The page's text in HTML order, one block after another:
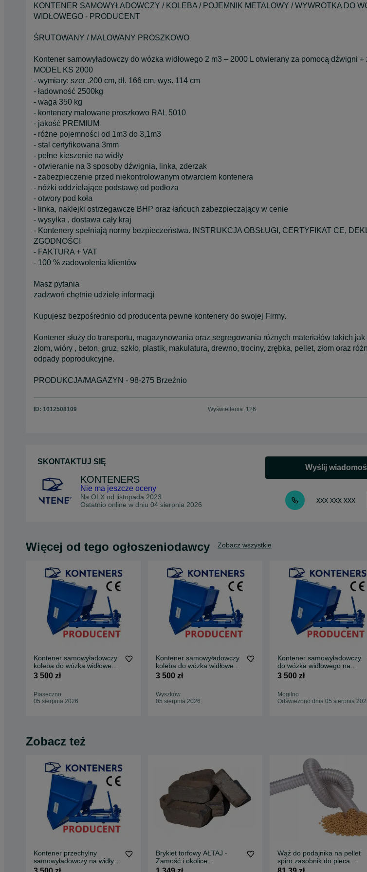
KONTENER SAMOWYŁADOWCZY / KOLEBA / POJEMNIK METALOWY / WYWROTKA DO
WIDŁOWEGO - PRODUCENT
ŚRUTOWANY / MALOWANY PROSZKOWO
Kontener samowyładowczy do wózka widłowego 2 m3 – 2000 L otwierany za pomocą dźwigni +
MODEL KS 2000
- wymiary: szer .200 cm, dł. 166 cm, wys. 114 cm
- ładowność 2500kg
- waga 350 kg
- kontenery malowane proszkowo RAL 5010
- jakość PREMIUM
- różne pojemności od 1m3 do 3,1m3
- stal certyfikowana 3mm
- pełne kieszenie na widły
- otwieranie na 3 sposoby dźwignia, linka, zderzak
- zabezpieczenie przed niekontrolowanym otwarciem kontenera
- nóżki oddzielające podstawę od podłoża
- otwory pod koła
- linka, naklejki ostrzegawcze BHP oraz łańcuch zabezpieczający w cenie
- wysyłka , dostawa cały kraj
- Kontenery spełniają normy bezpieczeństwa. INSTRUKCJA OBSŁUGI, CERTYFIKAT CE,
ZGODNOŚCI
- FAKTURA + VAT
- 100 % zadowolenia klientów
Masz pytania
zadzwoń chętnie udzielę informacji
Kupujesz bezpośrednio od producenta pewne kontenery do swojej Firmy.
Kontener służy do transportu, magazynowania oraz segregowania różnych materiałów takich
złom, wióry , beton, gruz, szkło, plastik, makulatura, drewno, trociny, zrębka, pellet, złom oraz
odpady poprodukcyjne.
PRODUKCJA/MAGAZYN - 98-275 Brzeźnio
ID: 1012508109 Wyświetlenia: 126
SKONTAKTUJ SIĘ
KONTENERS
Nie ma jeszcze oceny
Na OLX od listopada 2023
Ostatnio online w dniu 04 sierpnia 2026
Wyślij
xxx xxx xxx
Więcej od tego ogłoszeniodawcy Zobacz wszystkie
Kontener samowyładowczy
koleba do wózka widłowego
1m3 złom, odpady
3 500 zł
Piaseczno
05 sierpnia 2026
Kontener samowyładowczy
koleba do wózka widłowego
1m3 złom, odpady
3 500 zł
Wyszków
05 sierpnia 2026
Kontener samowyładowczy
do wózka widłowego na
widły 1m3/ wywrotka
3 500 zł
Mogilno
Odświeżono dnia 05 sierpnia
Zobacz też
Kontener przechylny
samowyładowczy na widły
1m3 / KOLEBA
Brykiet torfowy AŁTAJ -
Zamość i okolice
TRANSPORT GRATIS
Wąż do podajnika na pellet
spiro zasobnik do pieca
trudnopalny fi 60